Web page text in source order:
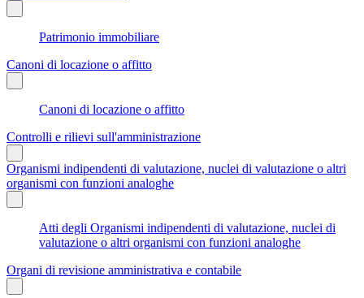
Patrimonio immobiliare
Canoni di locazione o affitto
Canoni di locazione o affitto
Controlli e rilievi sull'amministrazione
Organismi indipendenti di valutazione, nuclei di valutazione o altri
organismi con funzioni analoghe
Atti degli Organismi indipendenti di valutazione, nuclei di
valutazione o altri organismi con funzioni analoghe
Organi di revisione amministrativa e contabile